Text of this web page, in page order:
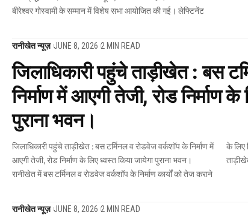
बीरेश्वर गोस्वामी के सम्मान में विशेष सभा आयोजित की गई। लेफ्टिनेंट
रानीखेत न्यूज़ JUNE 8, 2026 2 MIN READ
जिलाधिकारी पहुंचे ताड़ीखेत : बस
निर्माण में आएगी तेजी, रोड निर्माण
पुराना भवन।
जिलाधिकारी पहुंचे ताड़ीखेत : बस टर्मिनल व रोडवेज वर्कशॉप के निर्माण में
आएगी तेजी, रोड निर्माण के लिए ध्वस्त किया जायेगा पुराना भवन।
रानीखेत में बस टर्मिनल व रोडवेज वर्कशॉप के निर्माण कार्यों को तेज कराने
के लिए विधायक डॉ. प्रमोद नैनवाल और जिलाधिकारी अंशुल सिंह ने
रानीखेत न्यूज़ JUNE 8, 2026 2 MIN READ